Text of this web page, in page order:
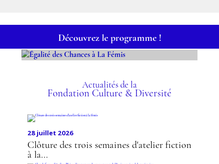
Découvrez le programme !
ÉGALITÉ DES CHANCES À
LA FÉMISActualités de la
Fondation Culture & Diversité
28 juillet 2026
Clôture des trois semaines d'atelier fiction
à la...